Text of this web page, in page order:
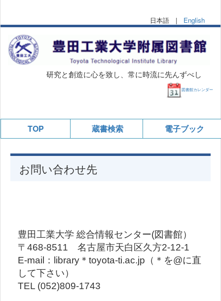
日本語 | English
研究と創造に心を致し、常に時流に先んずべし
図書館カレンダー
TOP 蔵書検索 電子ブック
お問い合わせ先
豊田工業大学 総合情報センター(図書館）
〒468-8511 名古屋市天白区久方2-12-1
E-mail：library＊toyota-ti.ac.jp（＊を@に直
して下さい）
TEL (052)809-1743